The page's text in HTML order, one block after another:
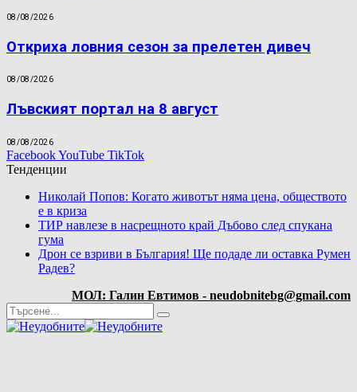
08/08/2026
Откриха ловния сезон за прелетен дивеч
08/08/2026
Лъвският портал на 8 август
08/08/2026
FacebookYouTube TikTok
Тенденции
Николай Попов: Когато животът няма цена, обществото
е в криза
ТИР навлезе в насрещното край Дъбово след спукана
гума
Дрон се взриви в България! Ще подаде ли оставка Румен
Радев?
МОЛ: Галин Евтимов - neudobnitebg@gmail.com